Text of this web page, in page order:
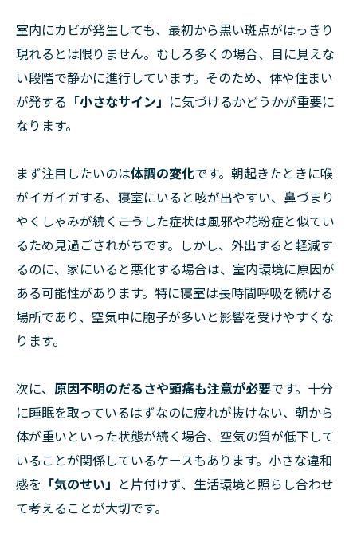
室内にカビが発生しても、最初から黒い斑点がはっきり
現れるとは限りません。むしろ多くの場合、目に見えな
い段階で静かに進行しています。そのため、体や住まい
が発する 「小さなサイン」 に気づけるかどうかが重要に
なります。
まず注目したいのは体調の変化です。朝起きたときに喉
がイガイガする、寝室にいると咳が出やすい、鼻づまり
やくしゃみが続く――こうした症状は風邪や花粉症と似てい
るため見過ごされがちです。しかし、外出すると軽減す
るのに、家にいると悪化する場合は、室内環境に原因が
ある可能性があります。特に寝室は長時間呼吸を続ける
場所であり、空気中に胞子が多いと影響を受けやすくな
ります。
次に、 原因不明のだるさや頭痛も注意が必要です。十分
に睡眠を取っているはずなのに疲れが抜けない、朝から
体が重いといった状態が続く場合、空気の質が低下して
いることが関係しているケースもあります。小さな違和
感を 「気のせい」 と片付けず、生活環境と照らし合わせ
て考えることが大切です。